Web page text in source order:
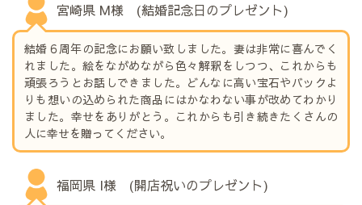
宮崎県 M様 (結婚記念日のプレゼント)
結婚６周年の記念にお願い致しました。妻は非常に喜んでく
れました。絵をながめながら色々解釈をしつつ、これからも
頑張ろうとお話しできました。どんなに高い宝石やバックよ
りも想いの込められた商品にはかなわない事が改めてわかり
ました。幸せをありがとう。これからも引き続きたくさんの
人に幸せを贈ってください。
福岡県 I様 (開店祝いのプレゼント)